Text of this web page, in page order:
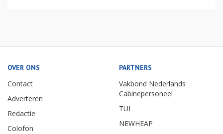
OVER ONS
Contact
Adverteren
Redactie
Colofon
PARTNERS
Vakbond Nederlands
Cabinepersoneel
TUI
NEWHEAP